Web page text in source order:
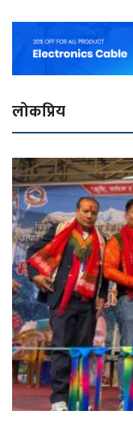
लोकप्रिय